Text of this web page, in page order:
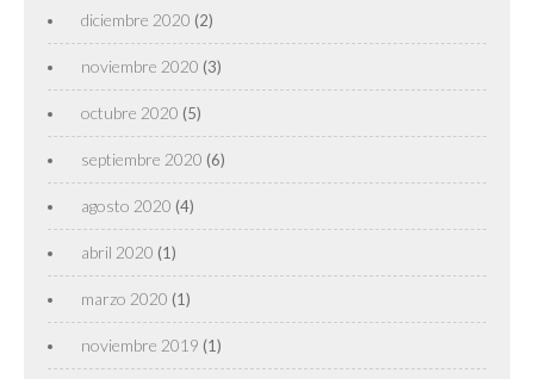
diciembre 2020 (2)
noviembre 2020 (3)
octubre 2020 (5)
septiembre 2020 (6)
agosto 2020 (4)
abril 2020 (1)
marzo 2020 (1)
noviembre 2019 (1)